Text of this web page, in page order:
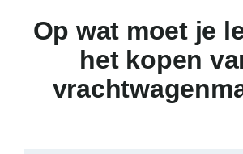
Op wat moet je
het kopen